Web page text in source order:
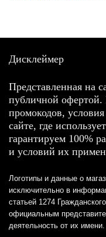
Дисклеймер
Представленная на
публичной офертой.
промокодов,
сайте, где
гарантируем 100%
и условий их
Логотипы и данные о
исключительно в
статьей 1274
официальным
деятельность от их имени.